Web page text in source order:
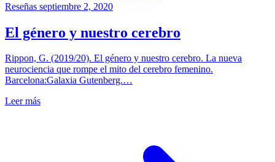
Reseñas septiembre 2, 2020
El género y nuestro cerebro
Rippon, G. (2019/20). El género y nuestro cerebro. La nueva
neurociencia que rompe el mito del cerebro femenino.
Barcelona:Galaxia Gutenberg.…
Leer más